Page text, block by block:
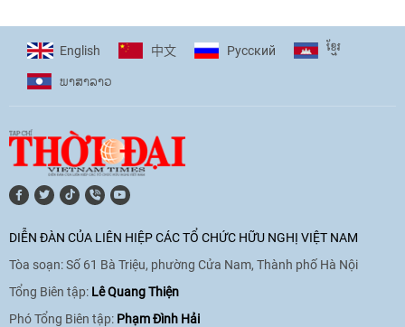
phó với biến đổi khí hậu
17:07|09/06/2026
[Video] Lào dành ưu tiên hàng đầu cho
quan hệ với Việt Nam
11:01 |09/06/2026
[Video] Doanh nghiệp Hoa Kỳ hỗ trợ
Việt Nam xác định danh tính người mất
English 中文 Pусский ខ្មែរ
ພາ​ສາ​ລາວ
DIỄN ĐÀN CỦA LIÊN HIỆP CÁC TỔ CHỨC HỮU NGHỊ VIỆT NAM
Tòa soạn: Số 61 Bà Triệu, phường Cửa Nam, Thành phố Hà Nội
Tổng Biên tập: Lê Quang Thiện
Phó Tổng Biên tập: Phạm Đình Hải